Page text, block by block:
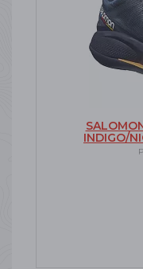
INDIGO/